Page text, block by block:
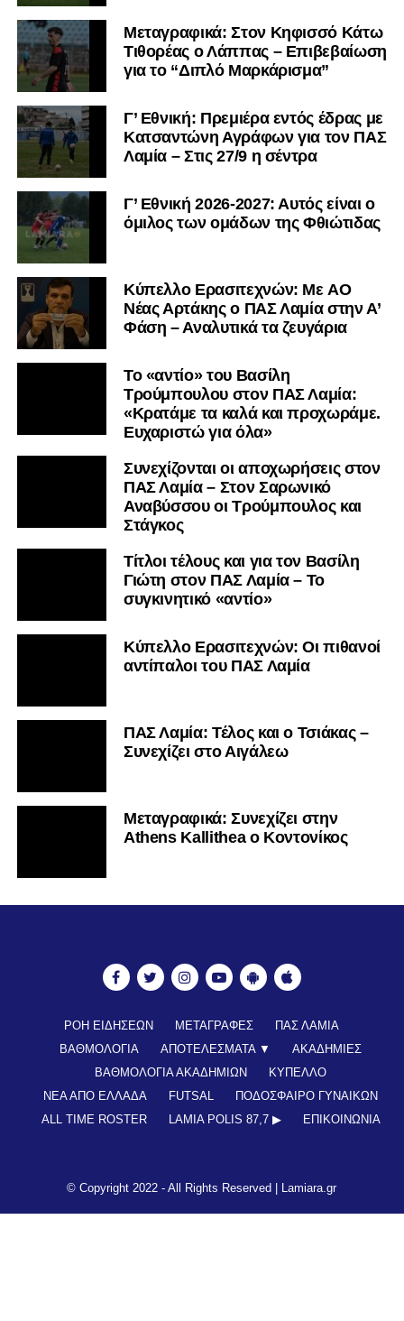
Μεταγραφικά: Στον Κηφισσό Κάτω
Τιθορέας ο Λάππας – Επιβεβαίωση
για το “Διπλό Μαρκάρισμα”
Γ’ Εθνική: Πρεμιέρα εντός έδρας με
Κατσαντώνη Αγράφων για τον ΠΑΣ
Λαμία – Στις 27/9 η σέντρα
Γ’ Εθνική 2026-2027: Αυτός είναι ο
όμιλος των ομάδων της Φθιώτιδας
Kύπελλο Ερασιτεχνών: Με AO
Nέας Αρτάκης ο ΠΑΣ Λαμία στην Α’
Φάση – Αναλυτικά τα ζευγάρια
Το «αντίο» του Βασίλη
Τρούμπουλου στον ΠΑΣ Λαμία:
«Κρατάμε τα καλά και προχωράμε.
Ευχαριστώ για όλα»
Συνεχίζονται οι αποχωρήσεις στον
ΠΑΣ Λαμία – Στον Σαρωνικό
Αναβύσσου οι Τρούμπουλος και
Στάγκος
Τίτλοι τέλους και για τον Βασίλη
Γιώτη στον ΠΑΣ Λαμία – Το
συγκινητικό «αντίο»
Κύπελλο Ερασιτεχνών: Οι πιθανοί
αντίπαλοι του ΠΑΣ Λαμία
ΠΑΣ Λαμία: Τέλος και ο Τσιάκας –
Συνεχίζει στο Αιγάλεω
Mεταγραφικά: Συνεχίζει στην
Athens Kallithea ο Κοντονίκος
ΡΟΗ ΕΙΔΗΣΕΩΝ ΜΕΤΑΓΡΑΦΕΣ
ΠΑΣ ΛΑΜΙΑ
ΒΑΘΜΟΛΟΓΙΑ
ΑΠΟΤΕΛΕΣΜΑΤΑ ▼
ΑΚΑΔΗΜΙΕΣ
ΒΑΘΜΟΛΟΓΙΑ ΑΚΑΔΗΜΙΩΝ
ΚΥΠΕΛΛΟ
ΝΕΑ ΑΠΟ ΕΛΛΑΔΑ
FUTSAL
ΠΟΔΟΣΦΑΙΡΟ ΓΥΝΑΙΚΩΝ
ALL TIME ROSTER
LAMIA POLIS 87,7 ▶︎ ΕΠΙΚΟΙΝΩΝΊΑ
© Copyright 2022 - All Rights Reserved | Lamiara.gr